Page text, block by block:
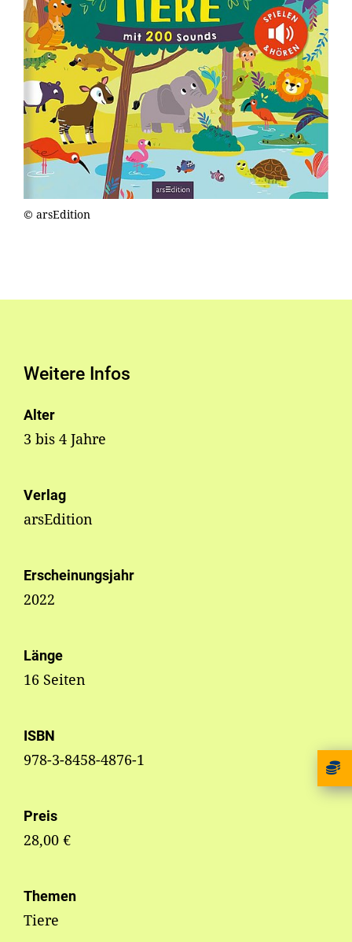
© arsEdition
Weitere Infos
Alter
3 bis 4 Jahre
Verlag
arsEdition
Erscheinungsjahr
2022
Länge
16 Seiten
ISBN
978-3-8458-4876-1
Preis
28,00 €
Themen
Tiere